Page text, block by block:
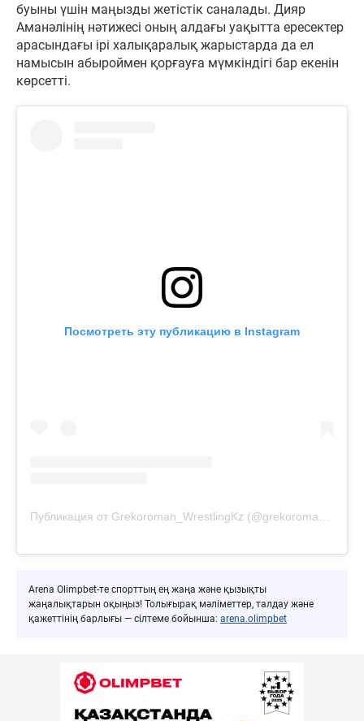
буыны үшін маңызды жетістік саналады. Дияр
Аманәлінің нәтижесі оның алдағы уақытта ересектер
арасындағы ірі халықаралық жарыстарда да ел
намысын абыроймен қорғауға мүмкіндігі бар екенін
көрсетті.
Посмотреть эту публикацию в Instagram
Arena Olimpbet-те спорттың ең жаңа және қызықты
жаңалықтарын оқыңыз! Толығырақ мәліметтер, талдау және
қажеттінің барлығы — сілтеме бойынша: arena.olimpbet